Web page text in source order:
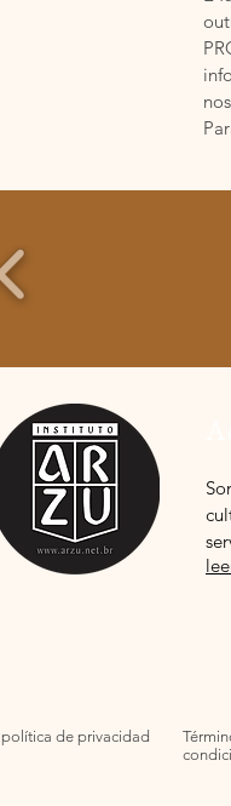
política de privacidad